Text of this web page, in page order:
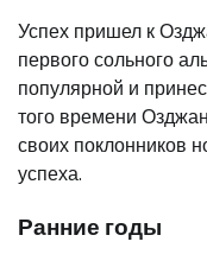
Успех пришел к
первого сольного
популярной и
того времени
своих поклонников
успеха.
Ранние годы